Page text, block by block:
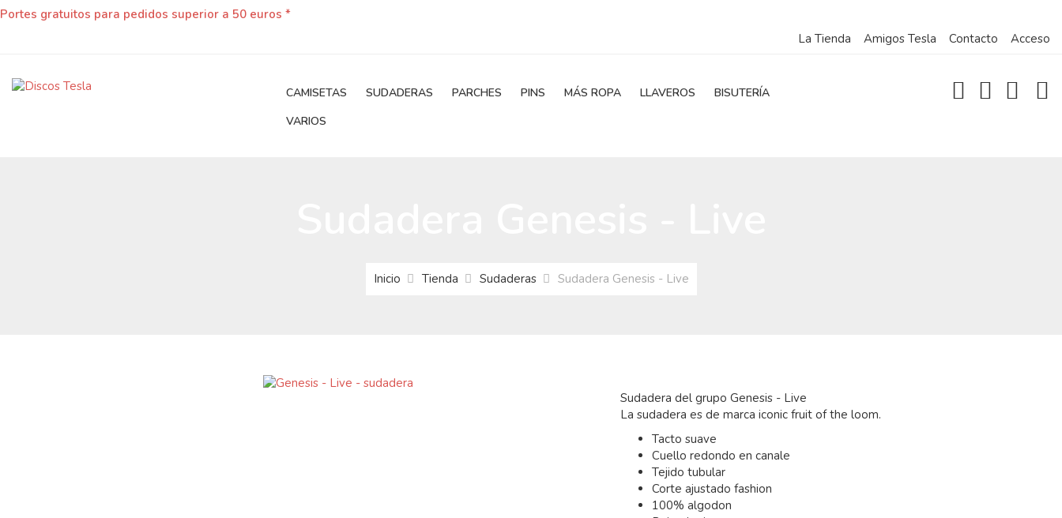
Portes gratuitos para pedidos superior a 50 euros *
La Tienda
Amigos Tesla Contacto Acceso
CAMISETAS SUDADERAS PARCHES PINS MÁS ROPA LLAVEROS
BISUTERÍA
VARIOS
Inicio Tienda Sudaderas Sudadera Genesis - Live
Sudadera del grupo Genesis - Live
La sudadera es de marca iconic fruit of the loom.
Tacto suave
Cuello redondo en canale
Tejido tubular
Corte ajustado fashion
100% algodon